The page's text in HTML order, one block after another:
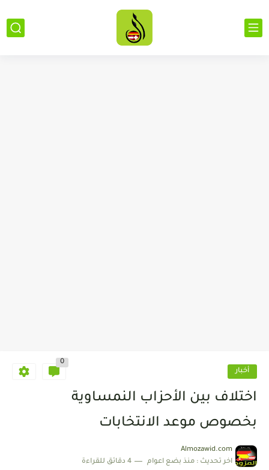
أخبار
0
اختلاف بين الأحزاب النمساوية
بخصوص موعد الانتخابات
Almozawid.com
اخر تحديث : منذ بضع اعوام 4 دقائق للقراءة